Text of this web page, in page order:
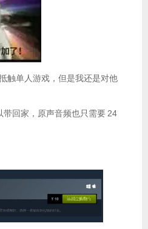
触单人游戏，但是我还是对他
带回家，原声音频也只需要 24